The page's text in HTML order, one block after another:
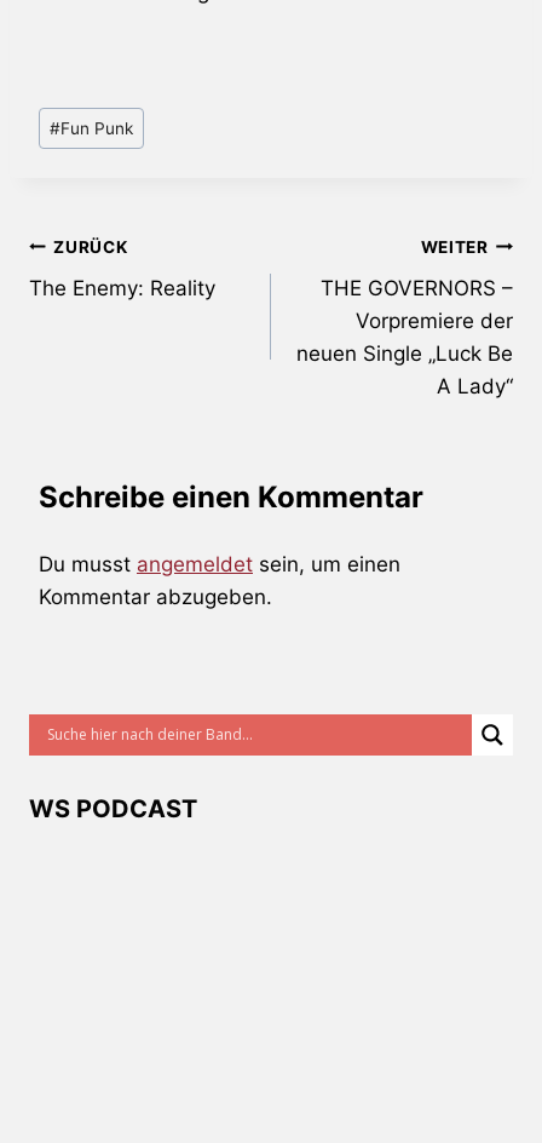
Schlagworte:
#Fun Punk
Beitragsnavigation
ZURÜCK
The Enemy: Reality
WEITER
THE GOVERNORS –
Vorpremiere der
neuen Single „Luck Be
A Lady“
Schreibe einen Kommentar
Du musst angemeldet sein, um einen
Kommentar abzugeben.
WS PODCAST